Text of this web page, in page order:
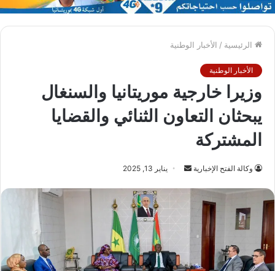
الرئيسية / الأخبار الوطنية
الأخبار الوطنية
وزيرا خارجية موريتانيا والسنغال
يبحثان التعاون الثنائي والقضايا
المشتركة
وكالة الفتح الإخبارية
أرسل يناير 13, 2025